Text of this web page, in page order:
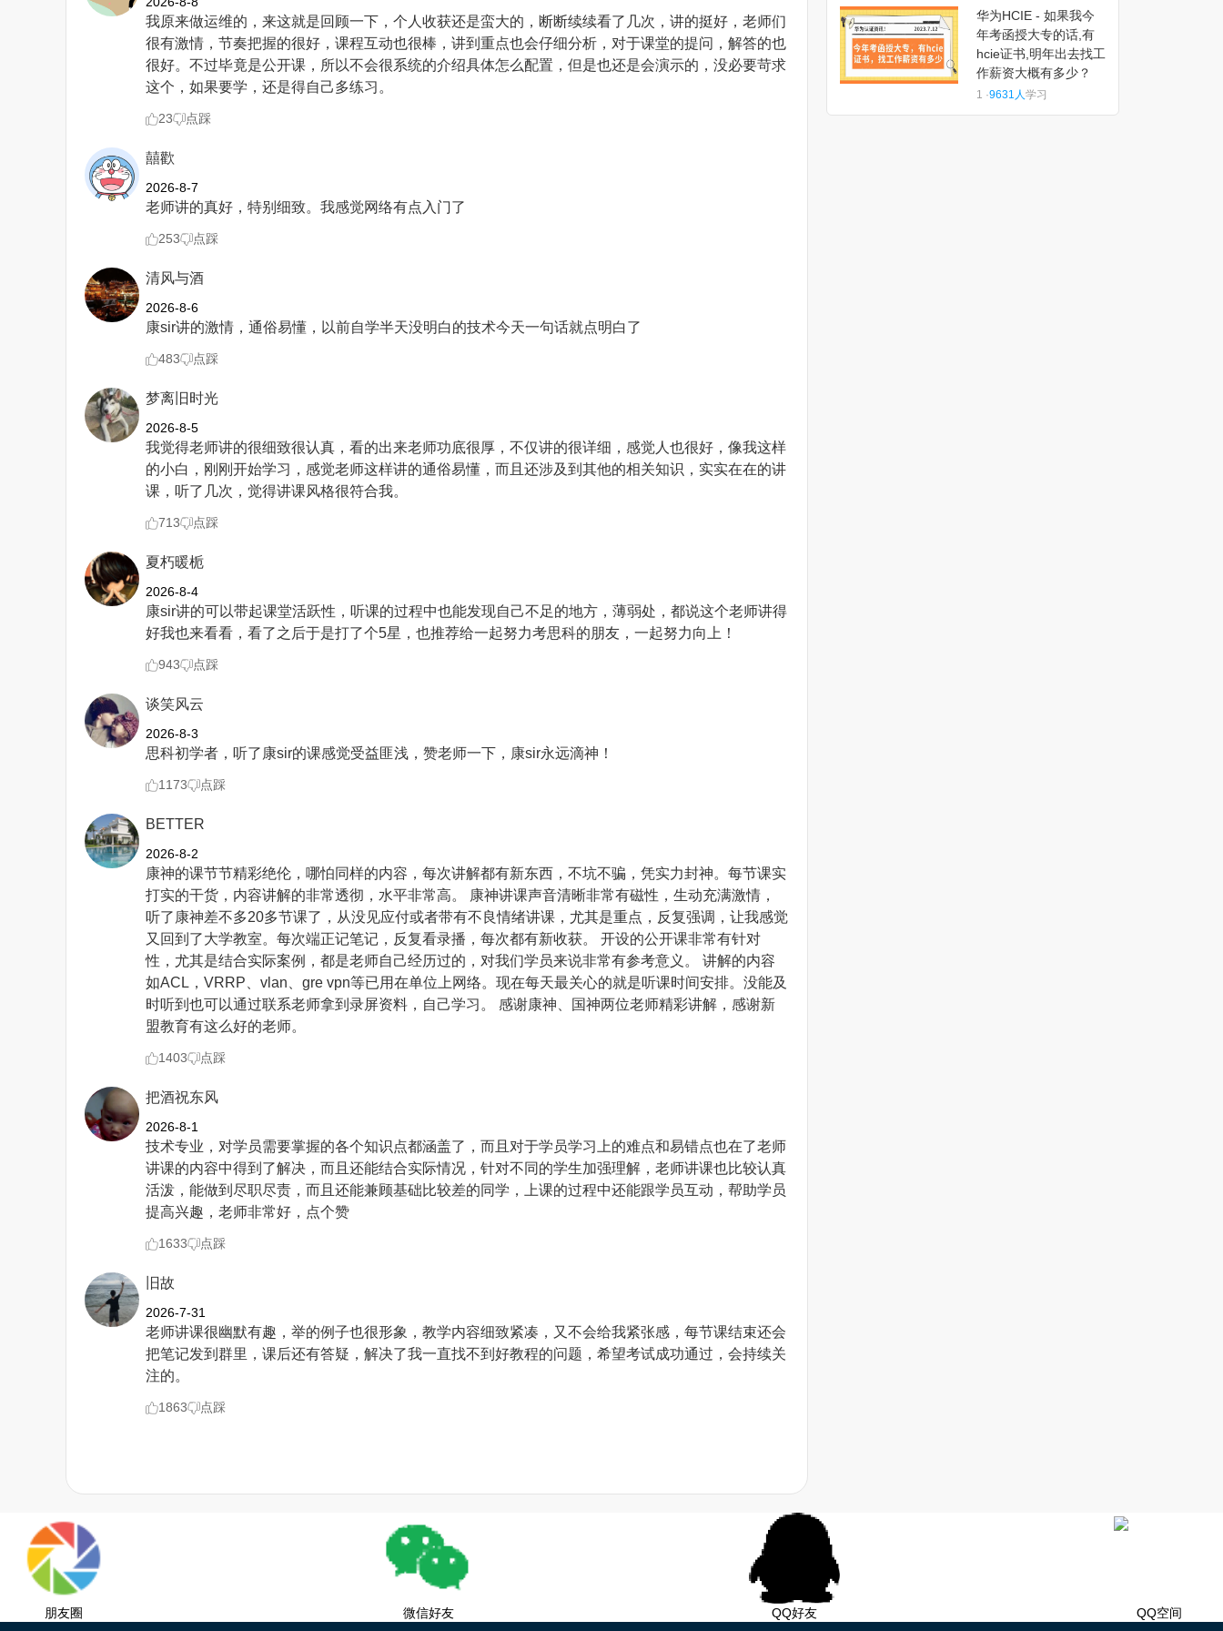
我原来做运维的，来这就是回顾一下，个人收获还是蛮大的，断断续续看了几次，讲的挺好，老师们
很有激情，节奏把握的很好，课程互动也很棒，讲到重点也会仔细分析，对于课堂的提问，解答的也
很好。不过毕竟是公开课，所以不会很系统的介绍具体怎么配置，但是也还是会演示的，没必要苛求
这个，如果要学，还是得自己多练习。
23 点踩
囍歡
2026-8-7
老师讲的真好，特别细致。我感觉网络有点入门了
253 点踩
清风与酒
2026-8-6
康sir讲的激情，通俗易懂，以前自学半天没明白的技术今天一句话就点明白了
483 点踩
梦离旧时光
2026-8-5
我觉得老师讲的很细致很认真，看的出来老师功底很厚，不仅讲的很详细，感觉人也很好，像我这样
的小白，刚刚开始学习，感觉老师这样讲的通俗易懂，而且还涉及到其他的相关知识，实实在在的讲
课，听了几次，觉得讲课风格很符合我。
713 点踩
夏朽暖栀
2026-8-4
康sir讲的可以带起课堂活跃性，听课的过程中也能发现自己不足的地方，薄弱处，都说这个老师讲得
好我也来看看，看了之后于是打了个5星，也推荐给一起努力考思科的朋友，一起努力向上！
943 点踩
谈笑风云
2026-8-3
思科初学者，听了康sir的课感觉受益匪浅，赞老师一下，康sir永远滴神！
1173 点踩
BETTER
2026-8-2
康神的课节节精彩绝伦，哪怕同样的内容，每次讲解都有新东西，不坑不骗，凭实力封神。每节课实
打实的干货，内容讲解的非常透彻，水平非常高。 康神讲课声音清晰非常有磁性，生动充满激情，
听了康神差不多20多节课了，从没见应付或者带有不良情绪讲课，尤其是重点，反复强调，让我感觉
又回到了大学教室。每次端正记笔记，反复看录播，每次都有新收获。 开设的公开课非常有针对
性，尤其是结合实际案例，都是老师自己经历过的，对我们学员来说非常有参考意义。 讲解的内容
如ACL，VRRP、vlan、gre vpn等已用在单位上网络。现在每天最关心的就是听课时间安排。没能及
时听到也可以通过联系老师拿到录屏资料，自己学习。 感谢康神、国神两位老师精彩讲解，感谢新
盟教育有这么好的老师。
1403 点踩
把酒祝东风
2026-8-1
技术专业，对学员需要掌握的各个知识点都涵盖了，而且对于学员学习上的难点和易错点也在了老师
讲课的内容中得到了解决，而且还能结合实际情况，针对不同的学生加强理解，老师讲课也比较认真
活泼，能做到尽职尽责，而且还能兼顾基础比较差的同学，上课的过程中还能跟学员互动，帮助学员
提高兴趣，老师非常好，点个赞
1633 点踩
旧故
2026-7-31
老师讲课很幽默有趣，举的例子也很形象，教学内容细致紧凑，又不会给我紧张感，每节课结束还会
把笔记发到群里，课后还有答疑，解决了我一直找不到好教程的问题，希望考试成功通过，会持续关
注的。
1863 点踩
华为HCIE - 如果我今
年考函授大专的话,有
hcie证书,明年出去找工
作薪资大概有多少？
1 ·9631人学习
朋友圈 微信好友 QQ好友 QQ空间